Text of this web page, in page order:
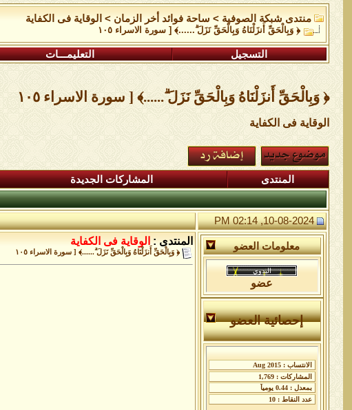
منتدى شبكة الصوفية > ساحة فوائد أخر الزمان > الوقاية فى الكفاية
﴿ وَبِالْحَقِّ أَنزَلْنَاهُ وَبِالْحَقِّ نَزَلَ ۗ......﴾ [ سورة الاسراء ١٠٥
التسجيل التعليمـــات
﴿ وَبِالْحَقِّ أَنزَلْنَاهُ وَبِالْحَقِّ نَزَلَ ۗ......﴾ [ سورة الاسراء ١٠٥
الوقاية فى الكفاية
المنتدى المشاركات الجديدة
10-08-2024, 02:14 PM
معلومات العضو
عضو
إحصائية العضو
المنتدى : الوقاية فى الكفاية
﴿ وَبِالْحَقِّ أَنزَلْنَاهُ وَبِالْحَقِّ نَزَلَ ۗ......﴾ [ سورة الاسراء ١٠٥